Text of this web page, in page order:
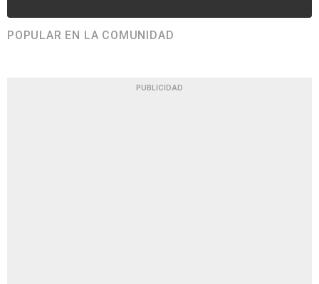
POPULAR EN LA COMUNIDAD
PUBLICIDAD